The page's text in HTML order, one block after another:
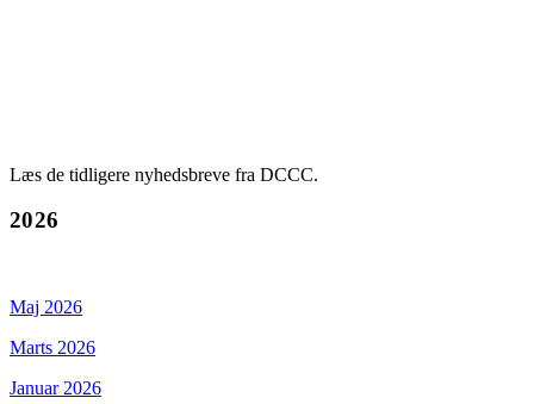
Læs de tidligere nyhedsbreve fra DCCC.
2026
Maj 2026
Marts 2026
Januar 2026